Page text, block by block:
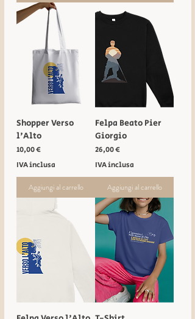
Shopper Verso
l'Alto
Prezzo
10,00 €
IVA inclusa
Aggiungi al carrello
Felpa Beato Pier
Giorgio
Prezzo
26,00 €
IVA inclusa
Aggiungi al carrello